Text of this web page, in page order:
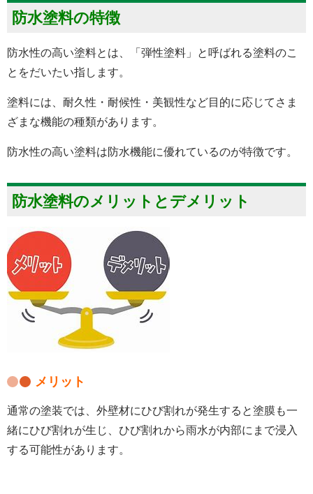
防水塗料の特徴
防水性の高い塗料とは、「弾性塗料」と呼ばれる塗料のこ
とをだいたい指します。
塗料には、耐久性・耐候性・美観性など目的に応じてさま
ざまな機能の種類があります。
防水性の高い塗料は防水機能に優れているのが特徴です。
防水塗料のメリットとデメリット
メリット
通常の塗装では、外壁材にひび割れが発生すると塗膜も一
緒にひび割れが生じ、ひび割れから雨水が内部にまで浸入
する可能性があります。